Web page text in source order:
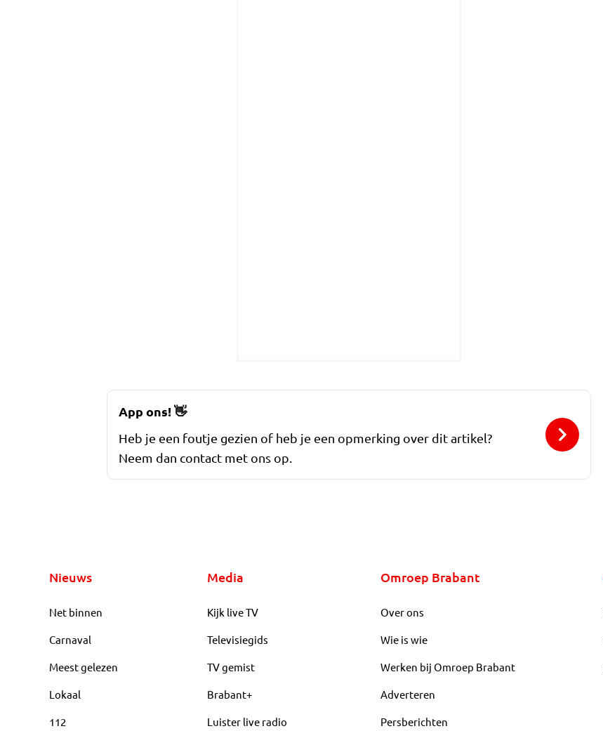
App ons!👋
Heb je een foutje gezien of heb je een opmerking over dit artikel?
Neem dan contact met ons op.
Nieuws
Net binnen
Carnaval
Meest gelezen
Lokaal
112
Media
Kijk live TV
Televisiegids
TV gemist
Brabant+
Luister live radio
Omroep Brabant
Over ons
Wie is wie
Werken bij Omroep Brabant
Adverteren
Persberichten